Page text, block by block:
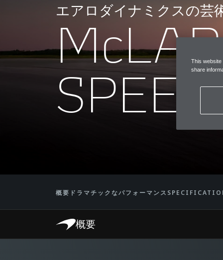
エアロダイナミクスの芸
概要 ドラマチックなパフォーマンス
概要
This website
share